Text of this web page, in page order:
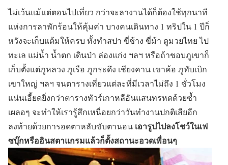
ไม่เว้นแม้แต่ตอนไปเที่ยว กว่าจะลางานได้ก็ต้องใช้ทุกนาที
แห่งการลาพักร้อนให้คุ้มค่า บางคนเดินทาง 1 ทริปใน 1 ปีก็
หวังจะเก็บแต้มให้ครบ ทั้งทำสปา ขี่ช้าง ขี่ม้า ดูมวยไทย ไป
ทะเล แม่น้ำ น้ำตก เดินป่า ล่องแก่ง ฯลฯ หรือถ้าชอบภูเขาก็
เก็บตั้งแต่ภูหลวง ภูเรือ ภูกระดึง เชียงคาน เขาค้อ ภูทับเบิก
เขาใหญ่ ฯลฯ จนตารางเที่ยวแต่ละที่มีเวลาไม่ถึง 1 ชั่วโมง
แน่นเอี้ยดยิ่งกว่าตารางทัวร์เกาหลีอันแสนทรหดด้วยซ้ำ
เผลอๆ จะทำให้เรารู้สึกเหนื่อยกว่าวันทำงานปกติเสียอีก
ลงท้ายด้วยการอดตาหลับขับตานอน เอารูปไปลงโชว์ในเฟ
ซบุ๊กหรืออินสตาแกรมแล้วก็ตั้งสถานะอวดเพื่อนๆ